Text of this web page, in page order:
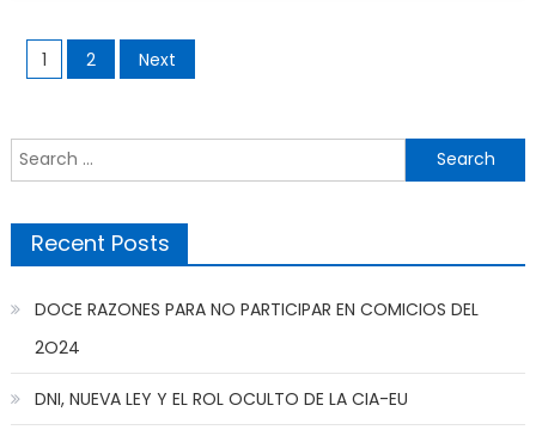
Posts
navigation
1 2 Next
Search
for:
Recent Posts
DOCE RAZONES PARA NO PARTICIPAR EN COMICIOS DEL
2O24
DNI, NUEVA LEY Y EL ROL OCULTO DE LA CIA-EU